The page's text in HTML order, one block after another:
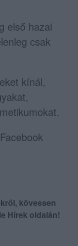
első hazai
csak
kínál,
kövessen
Hírek oldalán!